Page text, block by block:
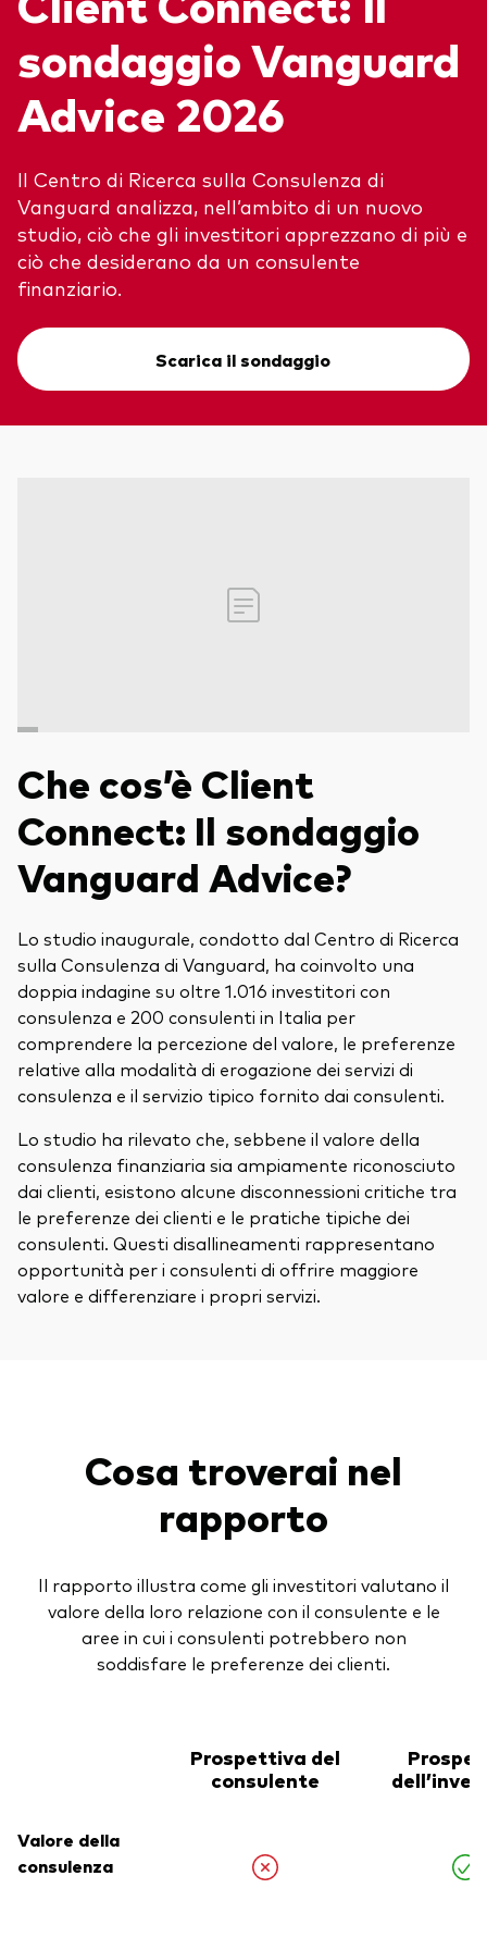
Multi-asset
ESG
Scopri di più sulle nostre soluzioni
d’investimento
ETF
Fondi indicizzati
ESG
ETF knowledge centre
Il sondaggio Vanguard Advice
Scopri la V Generation
Contattaci
Il Team
sondaggio Vanguard
Advice 2026
Il Centro di Ricerca sulla Consulenza di
Vanguard analizza, nell’ambito di un nuovo
studio, ciò che gli investitori apprezzano di più e
ciò che desiderano da un consulente
finanziario.
Scarica il sondaggio
Che cos’è Client
Connect: Il sondaggio
Vanguard Advice?
Lo studio inaugurale, condotto dal Centro di Ricerca
sulla Consulenza di Vanguard, ha coinvolto una
doppia indagine su oltre 1.016 investitori con
consulenza e 200 consulenti in Italia per
comprendere la percezione del valore, le preferenze
relative alla modalità di erogazione dei servizi di
consulenza e il servizio tipico fornito dai consulenti.
Lo studio ha rilevato che, sebbene il valore della
consulenza finanziaria sia ampiamente riconosciuto
dai clienti, esistono alcune disconnessioni critiche tra
le preferenze dei clienti e le pratiche tipiche dei
consulenti. Questi disallineamenti rappresentano
opportunità per i consulenti di offrire maggiore
valore e differenziare i propri servizi.
Cosa troverai nel
rapporto
Il rapporto illustra come gli investitori valutano il
valore della loro relazione con il consulente e le
aree in cui i consulenti potrebbero non
soddisfare le preferenze dei clienti.
Prospettiva del
consulente
Valore della
consulenza